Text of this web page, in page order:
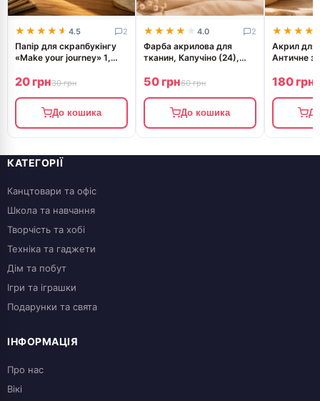
★★★★★
★★★★★ 4.5 2
Папір для скрапбукінгу
«Make your journey» 1,
200г/м2, ROSA TALENT
20 грн30 грн
До кошика
★★★★★
★★★★★ 4.0 2
Фарба акрилова для
тканин, Капучіно (24),
50 грн60 грн
До кошика
Акрил для
Античне
180 грн
КАТЕГОРІЇ
Канцтовари та офіс
Школа та навчання
Творчість та хобі
Техніка та гаджети
Дім та побут
Ігри та іграшки
Подарунки та свята
ІНФОРМАЦІЯ
Про нас
Вікі